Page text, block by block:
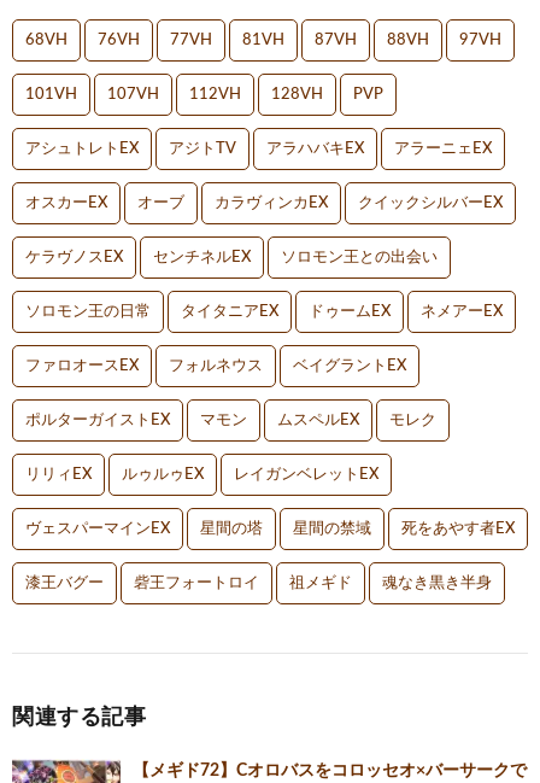
68VH 76VH 77VH 81VH 87VH 88VH 97VH
101VH 107VH 112VH 128VH PVP
アシュトレトEX アジトTV アラハバキEX アラーニェEX
オスカーEX オーブ カラヴィンカEX クイックシルバーEX
ケラヴノスEX センチネルEX ソロモン王との出会い
ソロモン王の日常 タイタニアEX ドゥームEX ネメアーEX
ファロオースEX フォルネウス ベイグラントEX
ポルターガイストEX マモン ムスペルEX モレク
リリィEX ルゥルゥEX レイガンベレットEX
ヴェスパーマインEX 星間の塔 星間の禁域 死をあやす者EX
漆王バグー 砦王フォートロイ 祖メギド 魂なき黒き半身
関連する記事
【メギド72】Cオロバスをコロッセオ×バーサークで